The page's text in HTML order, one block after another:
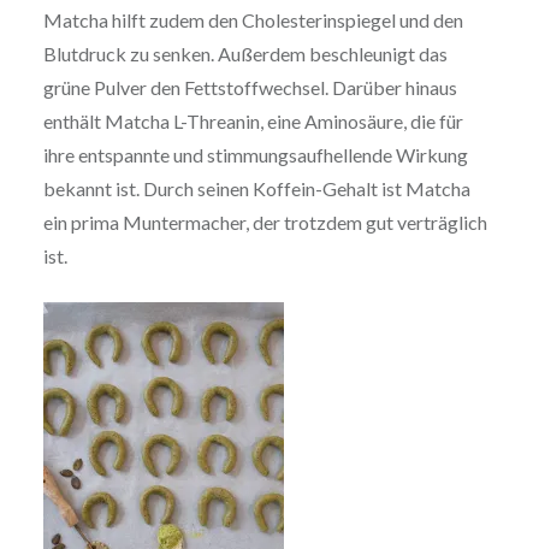
Matcha hilft zudem den Cholesterinspiegel und den
Blutdruck zu senken. Außerdem beschleunigt das
grüne Pulver den Fettstoffwechsel. Darüber hinaus
enthält Matcha L-Threanin, eine Aminosäure, die für
ihre entspannte und stimmungsaufhellende Wirkung
bekannt ist. Durch seinen Koffein-Gehalt ist Matcha
ein prima Muntermacher, der trotzdem gut verträglich
ist.